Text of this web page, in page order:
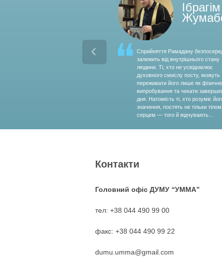
Ібрагім
Cприйняття Рамадану
залежить від внутрішнього стану
людини. Ті, хто не усвідомлює
духовного смислу посту, можуть
переживати його лише як фізичне
випробування та чекати
дня. Натомість ті, хто розуміє
значення, постять не тільки
серцем — того й відчувають...
Контакти
Головний офіс ДУМУ “УММА”
тел: +38 044 490 99 00
факс: +38 044 490 99 22
dumu.umma@gmail.com